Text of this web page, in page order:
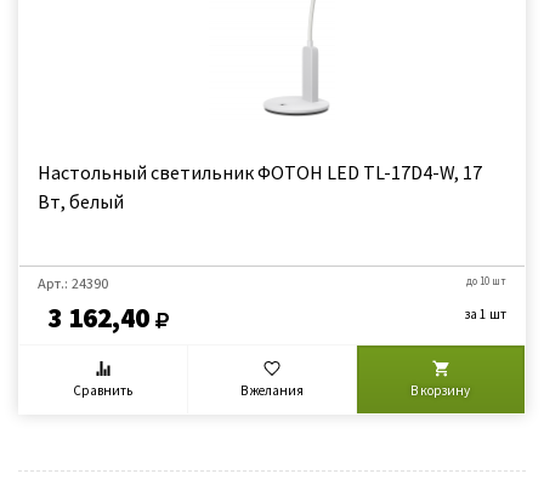
Настольный светильник ФОТОН LED TL-17D4-W, 17
Вт, белый
Арт.: 24390
3 162,40
до 10 шт
за 1 шт
Сравнить В желания В корзину